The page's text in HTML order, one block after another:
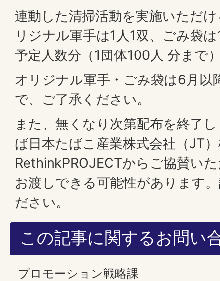
連動した清掃活動を実施いただ
リジナル軍手は1人1双、ごみ袋
予定人数分（1団体100人 分まで
オリジナル軍手・ごみ袋は6月以
で、ご了承ください。
また、無くなり次第配布を終了
ば日本たばこ産業株式会社（JT
RethinkPROJECTからご協賛い
お渡しできる可能性があります
ださい。
この記事に関するお問い
プロモーション戦略課